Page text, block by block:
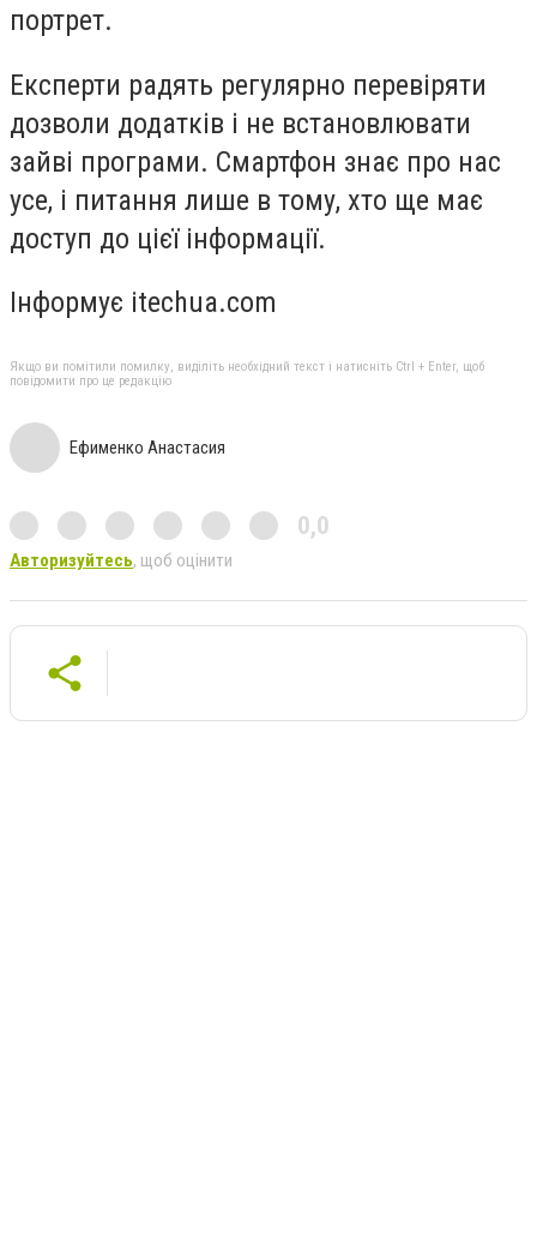
портрет.
Експерти радять регулярно перевіряти
дозволи додатків і не встановлювати
зайві програми. Смартфон знає про нас
усе, і питання лише в тому, хто ще має
доступ до цієї інформації.
Інформує itechua.com
Якщо ви помітили помилку, виділіть необхідний текст і натисніть Ctrl + Enter, щоб
повідомити про це редакцію
Ефименко Анастасия
0,0
Авторизуйтесь, щоб оцінити